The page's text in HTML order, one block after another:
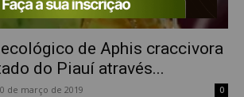
de Aphis craccivora
do Piauí através...
de março de 2019 0